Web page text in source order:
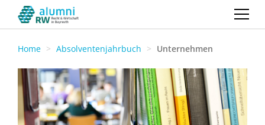
Home Absolventenjahrbuch Unternehmen